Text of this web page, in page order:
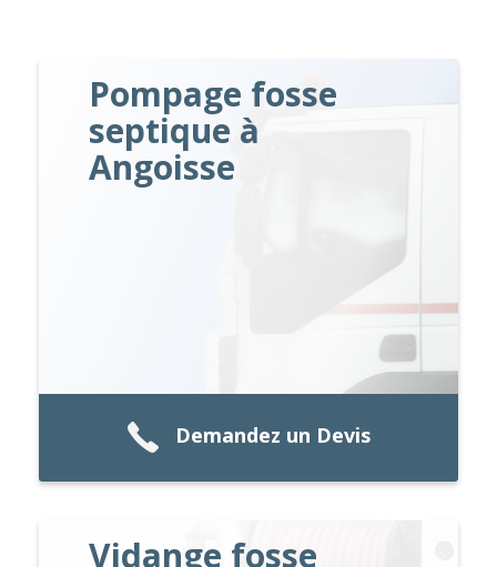
Pompage fosse
septique à
Angoisse
Demandez un Devis
Vidange fosse